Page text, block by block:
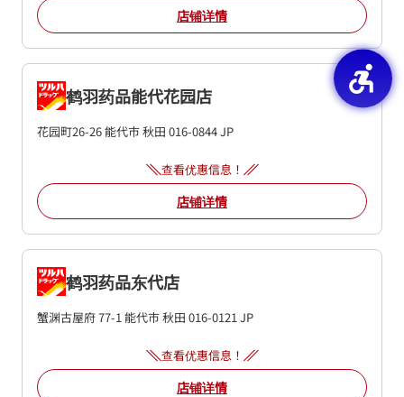
店铺详情
鹤羽药品能代花园店
花园町26-26能代市秋田 016-0844JP
查看优惠信息！
店铺详情
鹤羽药品东代店
蟹渊古屋府 77-1能代市秋田 016-0121JP
查看优惠信息！
店铺详情